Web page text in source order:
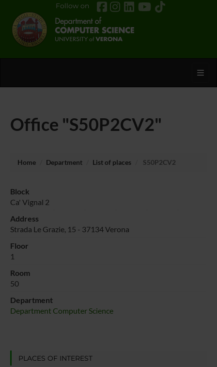
Follow on
Office "S50P2CV2"
Home Department List of places S50P2CV2
Block
Ca' Vignal 2
Address
Strada Le Grazie, 15 - 37134 Verona
Floor
1
Room
50
Department
Department Computer Science
PLACES OF INTEREST